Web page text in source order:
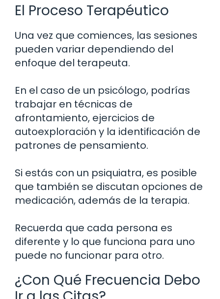
El Proceso Terapéutico
Una vez que comiences, las sesiones
pueden variar dependiendo del
enfoque del terapeuta.
En el caso de un psicólogo, podrías
trabajar en técnicas de
afrontamiento, ejercicios de
autoexploración y la identificación de
patrones de pensamiento.
Si estás con un psiquiatra, es posible
que también se discutan opciones de
medicación, además de la terapia.
Recuerda que cada persona es
diferente y lo que funciona para uno
puede no funcionar para otro.
¿Con Qué Frecuencia Debo